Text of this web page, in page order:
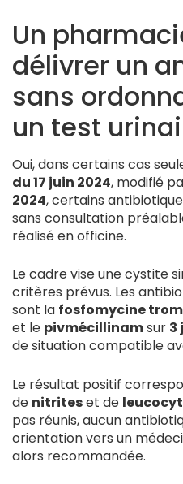
Un
délivrer un
sans
un test
Oui, dans certains cas
du 17 juin 2024, modifié
2024, certains
sans consultation
réalisé en officine.
Le cadre vise une cystite
critères prévus. Les
sont la fosfomycine
et le pivmécillinamsur 3
de situation compatible
Le résultat positif
de nitriteset de
pas réunis, aucun
orientation vers un
alors recommandée.